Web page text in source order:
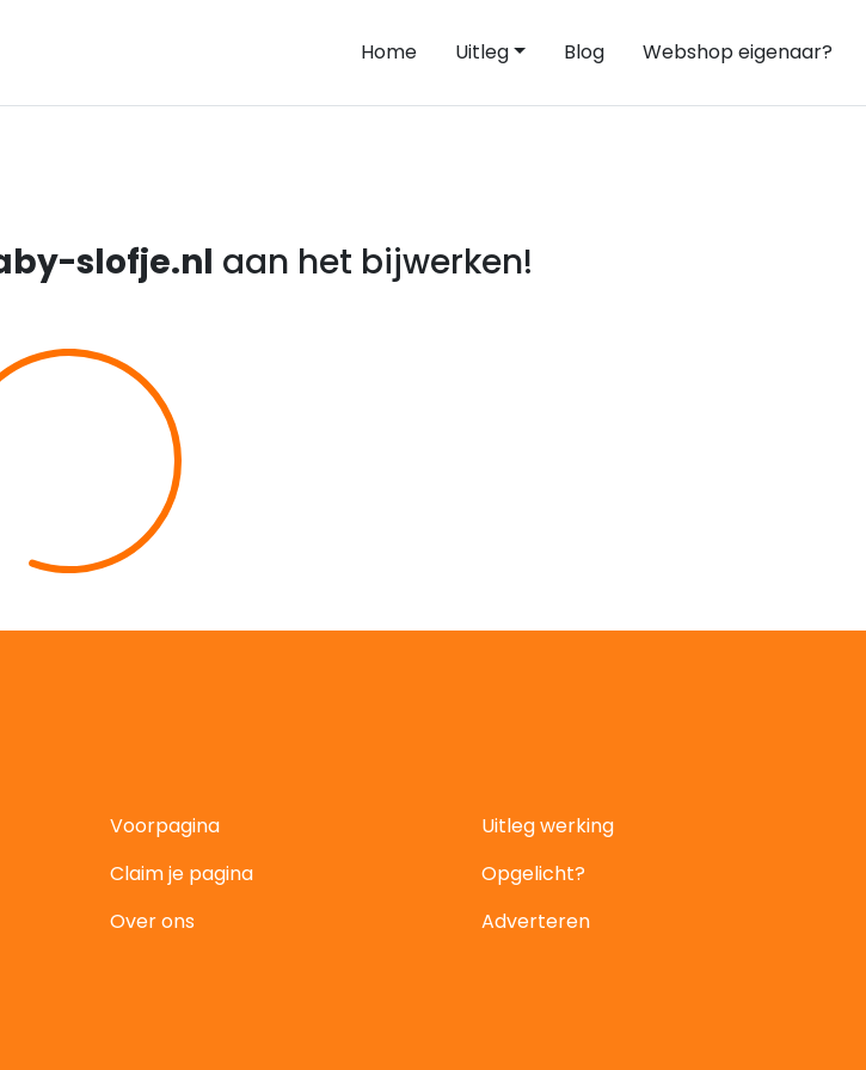
Home Uitleg Blog Webshop eigenaar?
slofje.nl aan het bijwerken!
Voorpagina
Uitleg werking
Claim je pagina
Opgelicht?
Over ons
Adverteren